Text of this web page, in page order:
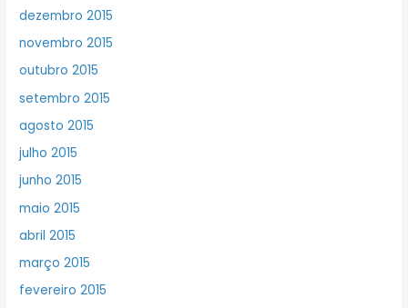
dezembro 2015
novembro 2015
outubro 2015
setembro 2015
agosto 2015
julho 2015
junho 2015
maio 2015
abril 2015
março 2015
fevereiro 2015